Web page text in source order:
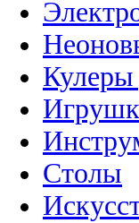
Кулеры
Столы